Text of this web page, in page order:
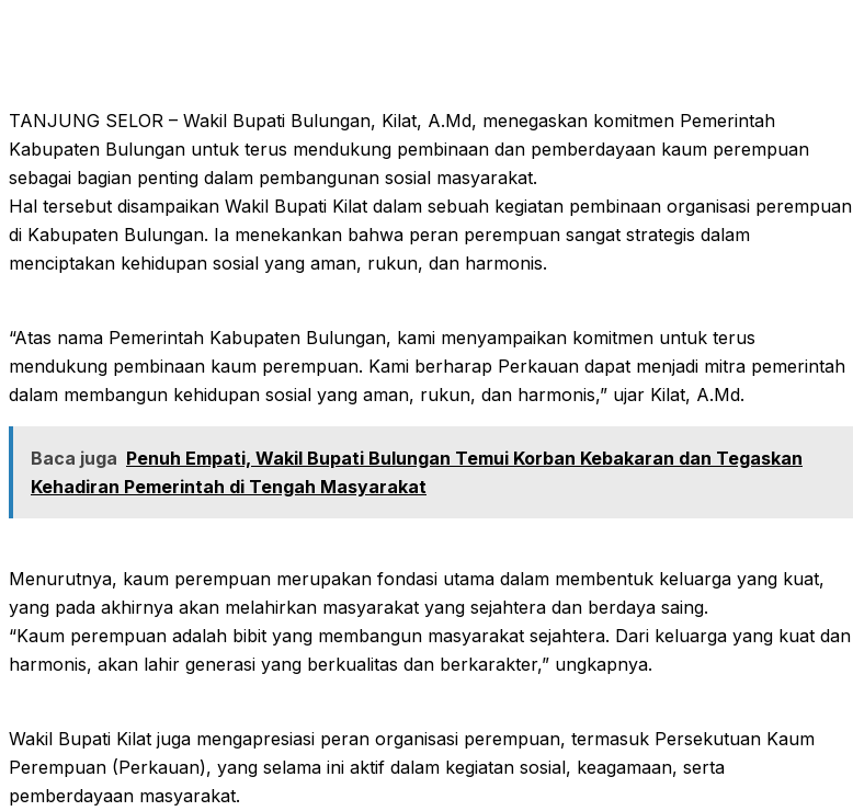
TANJUNG SELOR – Wakil Bupati Bulungan, Kilat, A.Md, menegaskan komitmen Pemerintah
Kabupaten Bulungan untuk terus mendukung pembinaan dan pemberdayaan kaum perempuan
sebagai bagian penting dalam pembangunan sosial masyarakat.
Hal tersebut disampaikan Wakil Bupati Kilat dalam sebuah kegiatan pembinaan organisasi perempuan
di Kabupaten Bulungan. Ia menekankan bahwa peran perempuan sangat strategis dalam
menciptakan kehidupan sosial yang aman, rukun, dan harmonis.
“Atas nama Pemerintah Kabupaten Bulungan, kami menyampaikan komitmen untuk terus
mendukung pembinaan kaum perempuan. Kami berharap Perkauan dapat menjadi mitra pemerintah
dalam membangun kehidupan sosial yang aman, rukun, dan harmonis,” ujar Kilat, A.Md.
Baca juga Penuh Empati, Wakil Bupati Bulungan Temui Korban Kebakaran dan Tegaskan
Kehadiran Pemerintah di Tengah Masyarakat
Menurutnya, kaum perempuan merupakan fondasi utama dalam membentuk keluarga yang kuat,
yang pada akhirnya akan melahirkan masyarakat yang sejahtera dan berdaya saing.
“Kaum perempuan adalah bibit yang membangun masyarakat sejahtera. Dari keluarga yang kuat dan
harmonis, akan lahir generasi yang berkualitas dan berkarakter,” ungkapnya.
Wakil Bupati Kilat juga mengapresiasi peran organisasi perempuan, termasuk Persekutuan Kaum
Perempuan (Perkauan), yang selama ini aktif dalam kegiatan sosial, keagamaan, serta
pemberdayaan masyarakat.